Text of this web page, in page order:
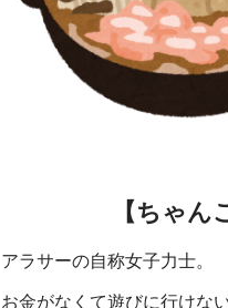
【ちゃん
アラサーの自称女子力士。
お金がなくて遊びに行けな